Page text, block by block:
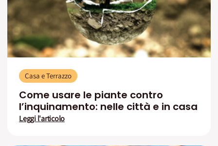
Casa e Terrazzo
Come usare le piante contro
l’inquinamento: nelle città e in casa
Leggi l'articolo